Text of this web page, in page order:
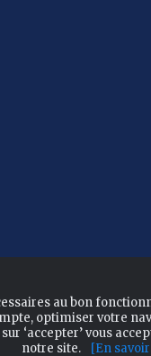
au bon
optimiser votre
‘accepter’ vous
notre site.
[En